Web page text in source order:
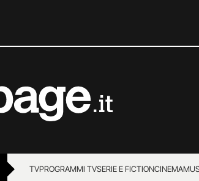
TVPROGRAMMI TVSERIE E FICTIONCINEMA